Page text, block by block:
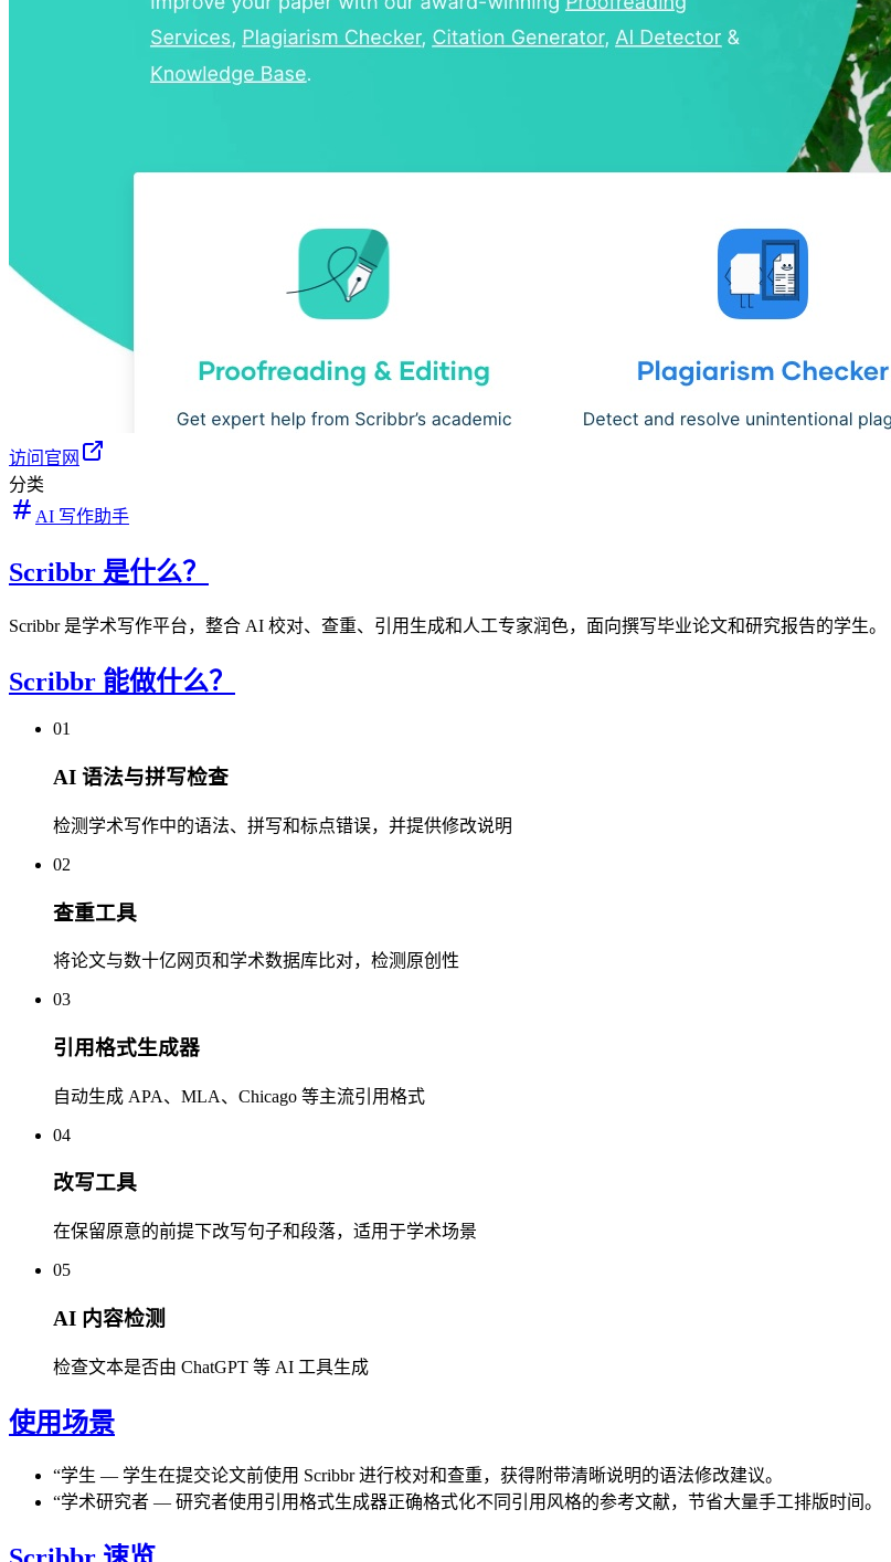
访问官网
分类
AI 写作助手
Scribbr 是什么？
Scribbr 是学术写作平台，整合 AI 校对、查重、引用生成和人工专家润色，面向撰写毕业论文和研究报告的学生。
Scribbr 能做什么？
01
AI 语法与拼写检查
检测学术写作中的语法、拼写和标点错误，并提供修改说明
02
查重工具
将论文与数十亿网页和学术数据库比对，检测原创性
03
引用格式生成器
自动生成 APA、MLA、Chicago 等主流引用格式
04
改写工具
在保留原意的前提下改写句子和段落，适用于学术场景
05
AI 内容检测
检查文本是否由 ChatGPT 等 AI 工具生成
使用场景
“学生 — 学生在提交论文前使用 Scribbr 进行校对和查重，获得附带清晰说明的语法修改建议。
“学术研究者 — 研究者使用引用格式生成器正确格式化不同引用风格的参考文献，节省大量手工排版时间。